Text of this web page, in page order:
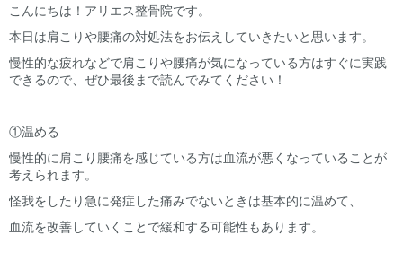
こんにちは！アリエス整骨院です。
本日は肩こりや腰痛の対処法をお伝えしていきたいと思います。
慢性的な疲れなどで肩こりや腰痛が気になっている方はすぐに実践
できるので、ぜひ最後まで読んでみてください！
①温める
慢性的に肩こり腰痛を感じている方は血流が悪くなっていることが
考えられます。
怪我をしたり急に発症した痛みでないときは基本的に温めて、
血流を改善していくことで緩和する可能性もあります。